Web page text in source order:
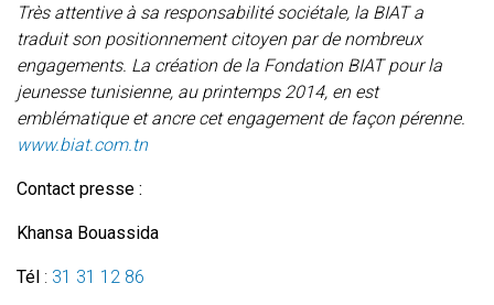
Très attentive à sa responsabilité sociétale, la BIAT a
traduit son positionnement citoyen par de nombreux
engagements. La création de la Fondation BIAT pour la
jeunesse tunisienne, au printemps 2014, en est
emblématique et ancre cet engagement de façon pérenne.
www.biat.com.tn
Contact presse :
Khansa Bouassida
Tél : 31 31 12 86